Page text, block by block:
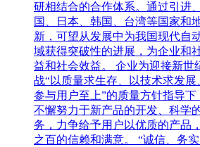
研相结合的合作体系。通过引进
国、日本、韩国、台湾等国家和
新，可望从发展中为我国现代自
域获得突破性的进展，为企业和
益和社会效益。 企业为迎接新世
战“以质量求生存、以技术求发
参与用户至上”的质量方针指导
不懈努力于新产品的开发、科学
务，力争给予用户以优质的产品
之百的信赖和满意。 “诚信、务